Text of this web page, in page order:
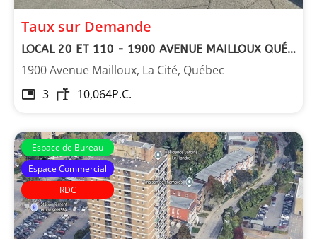
Taux sur Demande
LOCAL 20 ET 110 - 1900 AVENUE MAILLOUX QUÉBEC
1900 Avenue Mailloux, La Cité, Québec
3
10,064P.C.
Espace de Bureau
Espace Commercial
RDC